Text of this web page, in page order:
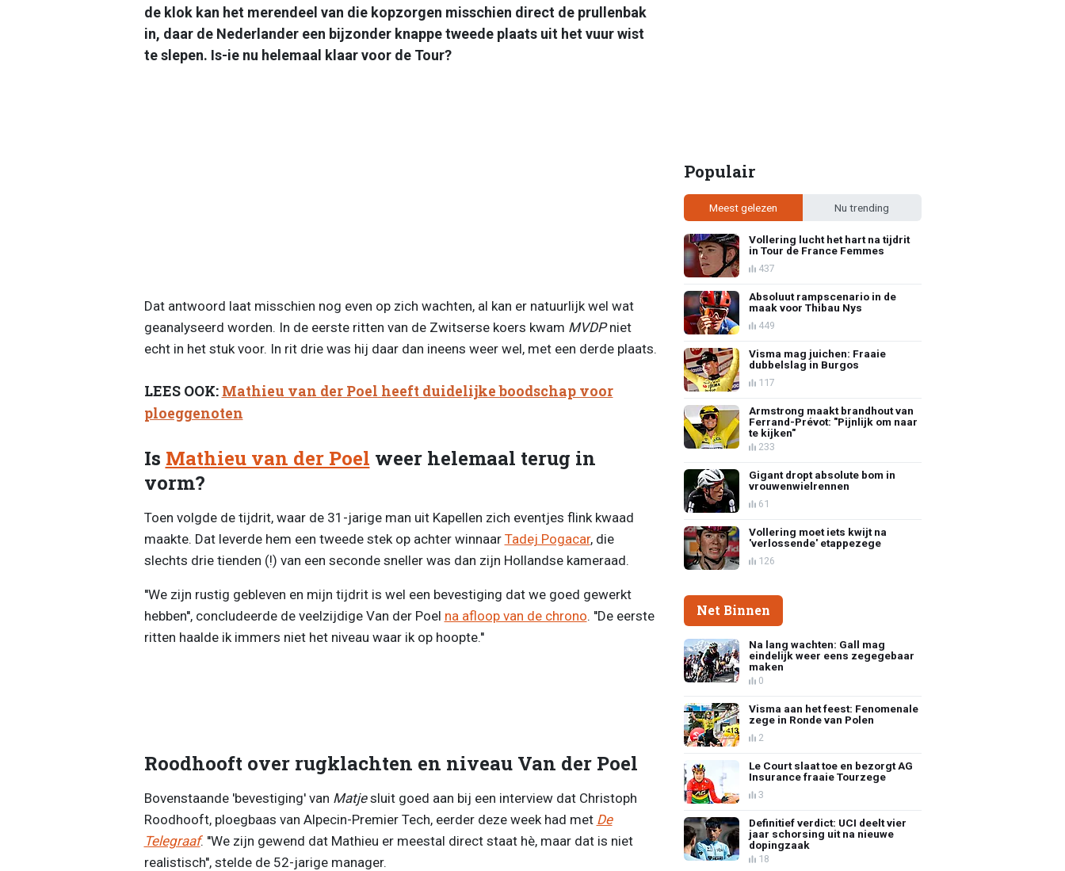
de klok kan het merendeel van die kopzorgen misschien direct de prullenbak
in, daar de Nederlander een bijzonder knappe tweede plaats uit het vuur wist
te slepen. Is-ie nu helemaal klaar voor de Tour?
Dat antwoord laat misschien nog even op zich wachten, al kan er natuurlijk wel wat
geanalyseerd worden. In de eerste ritten van de Zwitserse koers kwam MVDPniet
echt in het stuk voor. In rit drie was hij daar dan ineens weer wel, met een derde plaats.
LEES OOK: Mathieu van der Poel heeft duidelijke boodschap voor
ploeggenoten
Is Mathieu van der Poel weer helemaal terug in
vorm?
Toen volgde de tijdrit, waar de 31-jarige man uit Kapellen zich eventjes flink kwaad
maakte. Dat leverde hem een tweede stek op achter winnaar Tadej Pogacar, die
slechts drie tienden (!) van een seconde sneller was dan zijn Hollandse kameraad.
''We zijn rustig gebleven en mijn tijdrit is wel een bevestiging dat we goed gewerkt
hebben'', concludeerde de veelzijdige Van der Poel na afloop van de chrono. ''De eerste
ritten haalde ik immers niet het niveau waar ik op hoopte.''
Roodhooft over rugklachten en niveau Van der Poel
Bovenstaande 'bevestiging' van Matjesluit goed aan bij een interview dat Christoph
Roodhooft, ploegbaas van Alpecin-Premier Tech, eerder deze week had met De
Telegraaf. ''We zijn gewend dat Mathieu er meestal direct staat hè, maar dat is niet
realistisch'', stelde de 52-jarige manager.
Populair
Meest gelezen Nu trending
Vollering lucht het hart na tijdrit
in Tour de France Femmes
437
Absoluut rampscenario in de
maak voor Thibau Nys
449
Visma mag juichen: Fraaie
dubbelslag in Burgos
117
Armstrong maakt brandhout van
Ferrand-Prévot: "Pijnlijk om naar
te kijken"
233
Gigant dropt absolute bom in
vrouwenwielrennen
61
Vollering moet iets kwijt na
'verlossende' etappezege
126
Net Binnen
Na lang wachten: Gall mag
eindelijk weer eens zegegebaar
maken
0
Visma aan het feest: Fenomenale
zege in Ronde van Polen
2
Le Court slaat toe en bezorgt AG
Insurance fraaie Tourzege
3
Definitief verdict: UCI deelt vier
jaar schorsing uit na nieuwe
dopingzaak
18